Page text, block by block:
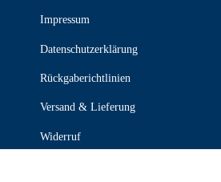
Impressum
Datenschutzerklärung
Rückgaberichtlinien
Versand & Lieferung
Widerruf